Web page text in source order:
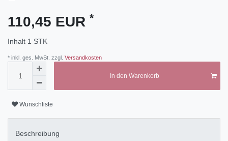
110,45 EUR *
Inhalt 1 STK
* inkl. ges. MwSt. zzgl. Versandkosten
In den Warenkorb
Wunschliste
Beschreibung